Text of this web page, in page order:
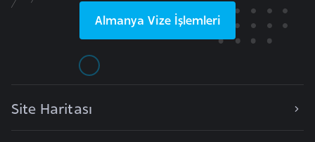
Almanya Vize İşlemleri
Site Haritası
r